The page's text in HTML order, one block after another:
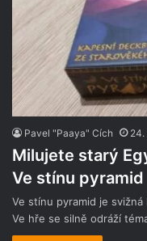
Pavel "Paaya" Cích 24.
Milujete starý
Ve stínu
Ve stínu pyramid je
Ve hře se silně odráží